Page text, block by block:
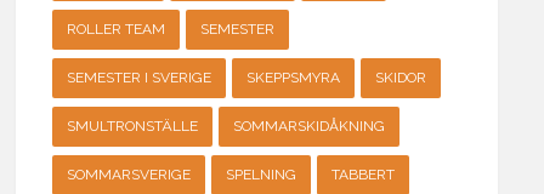
ROLLER TEAM SEMESTER
SEMESTER I SVERIGE SKEPPSMYRA SKIDOR
SMULTRONSTÄLLE SOMMARSKIDÅKNING
SOMMARSVERIGE SPELNING TABBERT